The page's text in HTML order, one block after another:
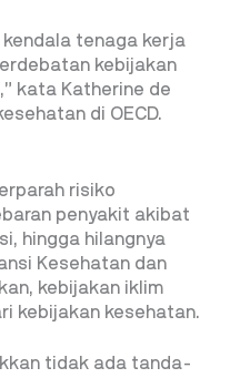
tenaga kerja
kebijakan
kata Katherine de
di OECD.
risiko
penyakit akibat
hingga hilangnya
Kesehatan dan
kebijakan iklim
kebijakan kesehatan.
tidak ada tanda-